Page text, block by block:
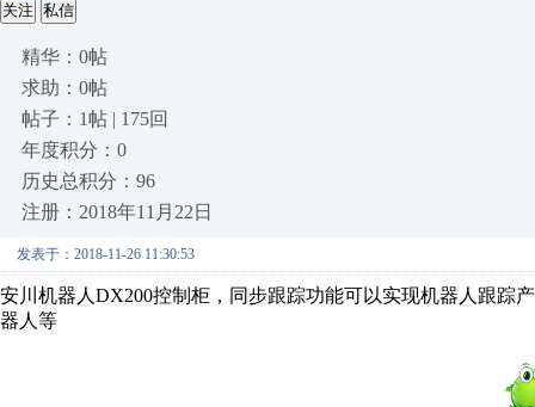
关注 私信
精华：0帖
求助：0帖
帖子：1帖 | 175回
年度积分：0
历史总积分：96
注册：2018年11月22日
发表于：2018-11-26 11:30:53
安川机器人DX200控制柜，同步跟踪功能可以实现机器人跟踪
器人等